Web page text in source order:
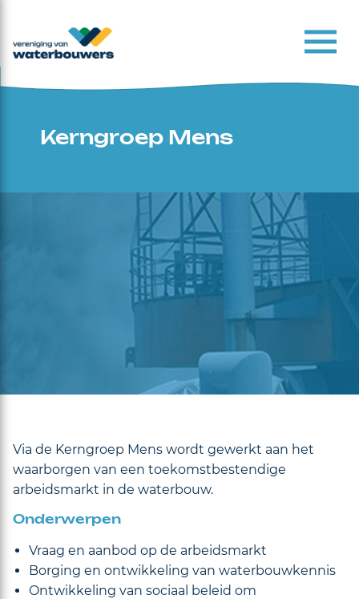
Kerngroep Mens
Via de Kerngroep Mens wordt gewerkt aan het
waarborgen van een toekomstbestendige
arbeidsmarkt in de waterbouw.
Onderwerpen
Vraag en aanbod op de arbeidsmarkt
Borging en ontwikkeling van waterbouwkennis
Ontwikkeling van sociaal beleid om